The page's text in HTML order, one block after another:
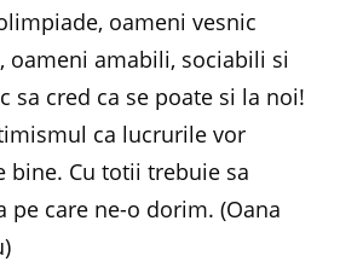
oameni vesnic
oameni amabili, sociabili si
sa cred ca se poate si la noi!
ca lucrurile vor
bine. Cu totii trebuie sa
pe care ne-o dorim. (Oana